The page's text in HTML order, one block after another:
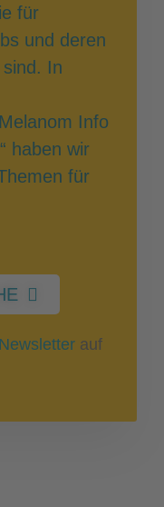
für
und deren
In
Info
haben wir
für
Newsletter auf